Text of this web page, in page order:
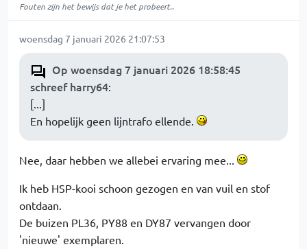
Fouten zijn het bewijs dat je het probeert..
woensdag 7 januari 2026 21:07:53
Op woensdag 7 januari 2026 18:58:45
schreef harry64:
[...]
En hopelijk geen lijntrafo ellende.
Nee, daar hebben we allebei ervaring mee...
Ik heb HSP-kooi schoon gezogen en van vuil en stof
ontdaan.
De buizen PL36, PY88 en DY87 vervangen door
'nieuwe' exemplaren.